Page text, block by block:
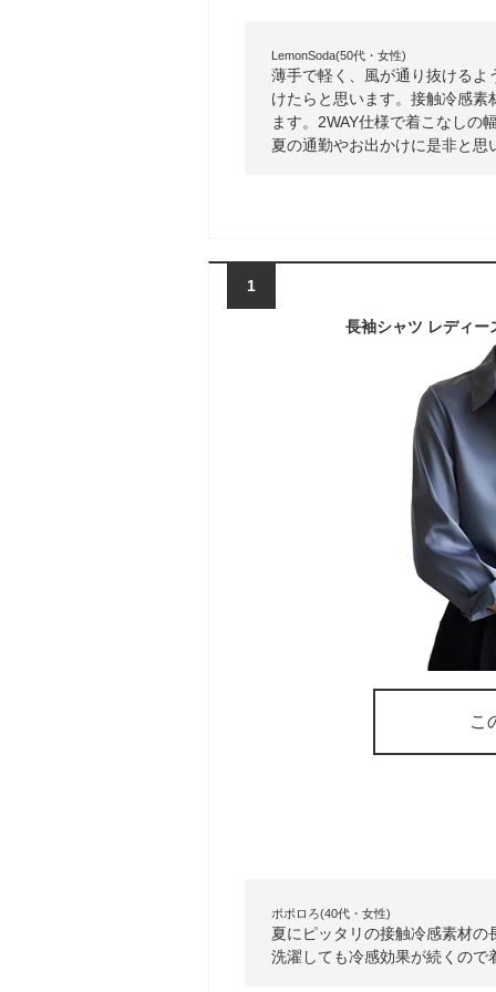
LemonSoda(50代・女性)
薄手で軽く、風が通り抜ける
けたらと思います。接触冷感
ます。2WAY仕様で着こなしの
夏の通勤やお出かけに是非と思
1
こ
ポポロろ(40代・女性)
夏にピッタリの接触冷感素材
洗濯しても冷感効果が続くので